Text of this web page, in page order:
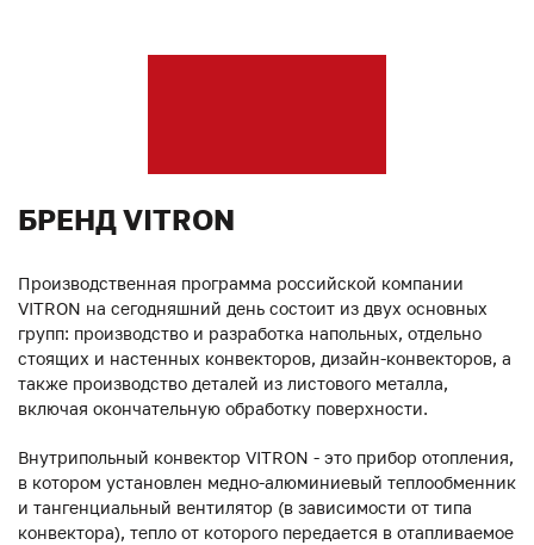
БРЕНД VITRON
Производственная программа российской компании
VITRON на сегодняшний день состоит из двух основных
групп: производство и разработка напольных, отдельно
стоящих и настенных конвекторов, дизайн-конвекторов, а
также производство деталей из листового металла,
включая окончательную обработку поверхности.
Внутрипольный конвектор VITRON - это прибор отопления,
в котором установлен медно-алюминиевый теплообменник
и тангенциальный вентилятор (в зависимости от типа
конвектора), тепло от которого передается в отапливаемое